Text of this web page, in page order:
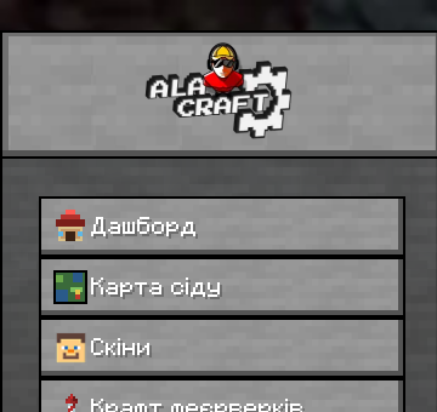
Дашборд
Карта сіду
Скіни
Крафт феєрверків